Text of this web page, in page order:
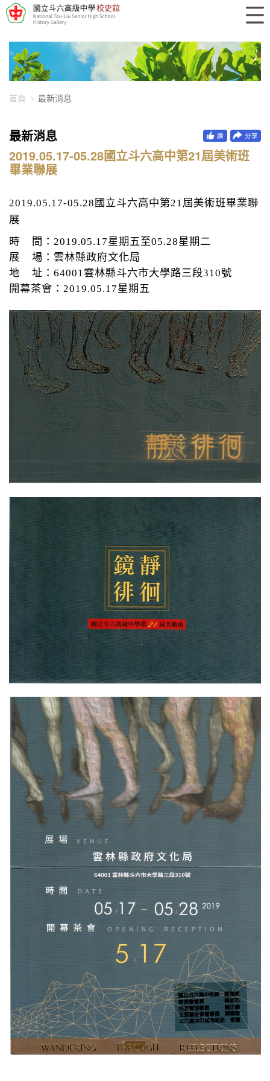
448-2023
首頁 最新消息
最新消息
2019.05.17-05.28國立斗六高中第21屆美術班
畢業聯展
2019.05.17-05.28 國立斗六高中第21屆美術班畢業聯
展
時
間： 2019.05.17星期五至05.28星期二
展
場：雲林縣政府文化局
地
址： 64001雲林縣斗六市大學路三段310號
開幕茶會： 2019.05.17星期五